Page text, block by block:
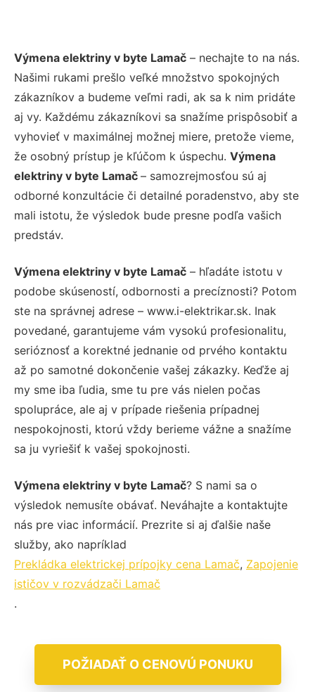
Výmena elektriny v byte Lamač – nechajte to na nás.
Našimi rukami prešlo veľké množstvo spokojných
zákazníkov a budeme veľmi radi, ak sa k nim pridáte
aj vy. Každému zákazníkovi sa snažíme prispôsobiť a
vyhovieť v maximálnej možnej miere, pretože vieme,
že osobný prístup je kľúčom k úspechu. Výmena
elektriny v byte Lamač – samozrejmosťou sú aj
odborné konzultácie či detailné poradenstvo, aby ste
mali istotu, že výsledok bude presne podľa vašich
predstáv.
Výmena elektriny v byte Lamač – hľadáte istotu v
podobe skúseností, odbornosti a precíznosti? Potom
ste na správnej adrese – www.i-elektrikar.sk. Inak
povedané, garantujeme vám vysokú profesionalitu,
serióznosť a korektné jednanie od prvého kontaktu
až po samotné dokončenie vašej zákazky. Keďže aj
my sme iba ľudia, sme tu pre vás nielen počas
spolupráce, ale aj v prípade riešenia prípadnej
nespokojnosti, ktorú vždy berieme vážne a snažíme
sa ju vyriešiť k vašej spokojnosti.
Výmena elektriny v byte Lamač? S nami sa o
výsledok nemusíte obávať. Neváhajte a kontaktujte
nás pre viac informácií. Prezrite si aj ďalšie naše
služby, ako napríklad
Prekládka elektrickej prípojky cena Lamač, Zapojenie
ističov v rozvádzači Lamač
.
POŽIADAŤ O CENOVÚ PONUKU